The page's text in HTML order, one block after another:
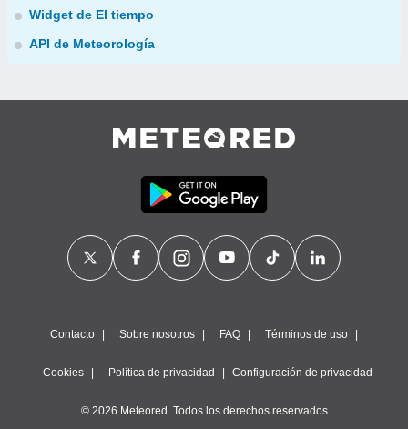
Widget de El tiempo
API de Meteorología
Contacto Sobre nosotros FAQ Términos de uso
Cookies Política de privacidad Configuración de privacidad
© 2026 Meteored. Todos los derechos reservados